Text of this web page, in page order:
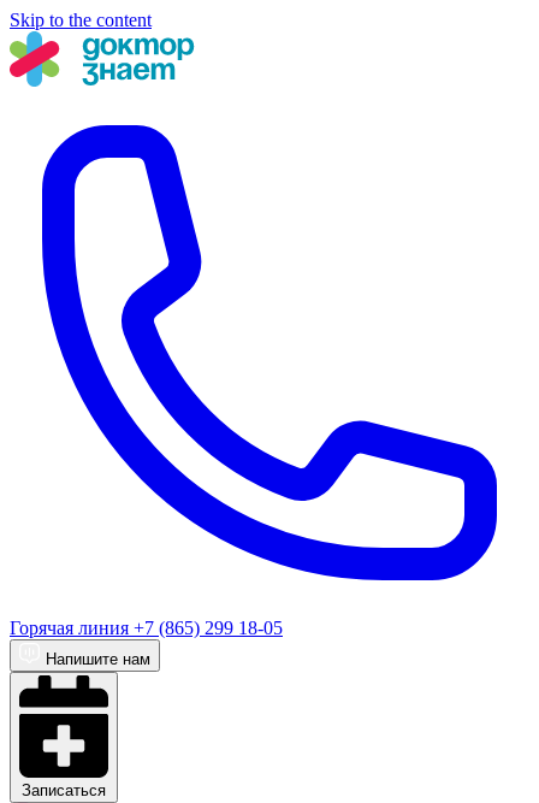
Skip to the content
Горячая линия +7 (865) 299 18-05
Напишите нам
Записаться